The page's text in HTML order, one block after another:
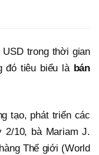
trong thời gian
đó tiêu biểu là bán
tạo, phát triển các
2/10, bà Mariam J.
Thế giới (World